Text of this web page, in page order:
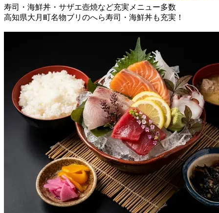
寿司・海鮮丼・サザエ壺焼など充実メニュー多数
高知県大月町名物ブリのへら寿司・海鮮丼も充実！